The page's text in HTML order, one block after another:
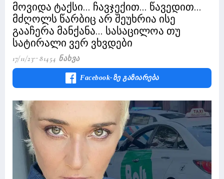
მოვიდა ტაქსი... ჩავჯექით... წავედით...
მძღოლს წარბიც არ შეუხრია ისე
გააჩერა მანქანა... სასაცილოა თუ
სატირალი ვერ ვხვდები
17/11/23 81454 Ნახვა
Facebook-Ზე Გაზიარება